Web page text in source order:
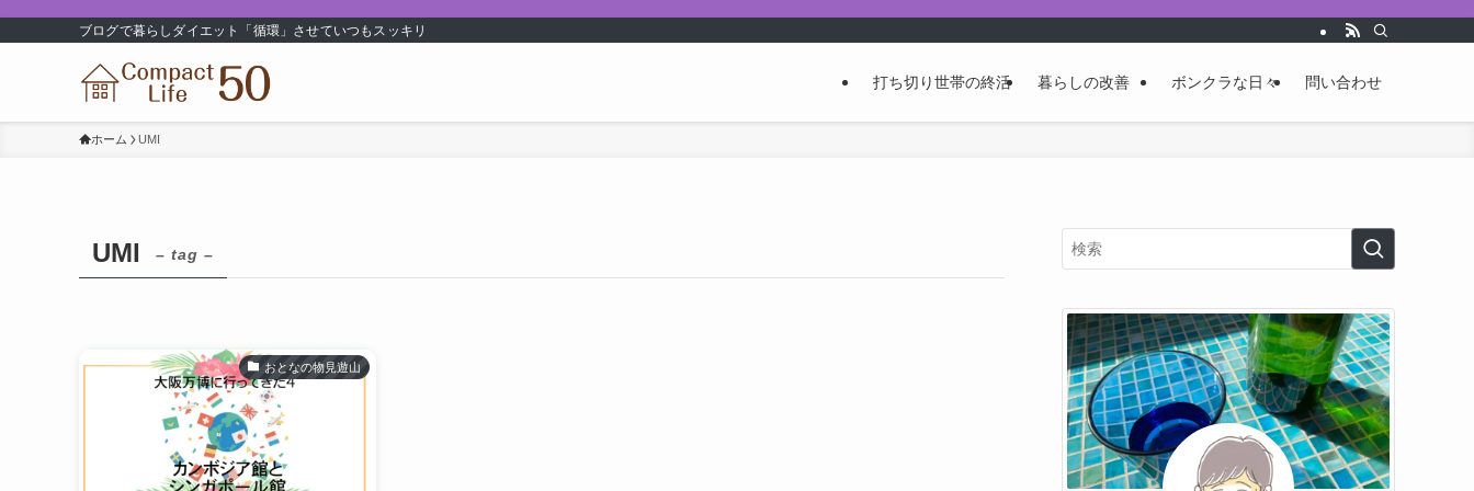
ブログで暮らしダイエット「循環」させていつもスッキリ
打ち切り世帯の終活 暮らしの改善 ボンクラな日々 問い合わせ
ホーム UMI
UMI – tag –
おとなの物見遊山